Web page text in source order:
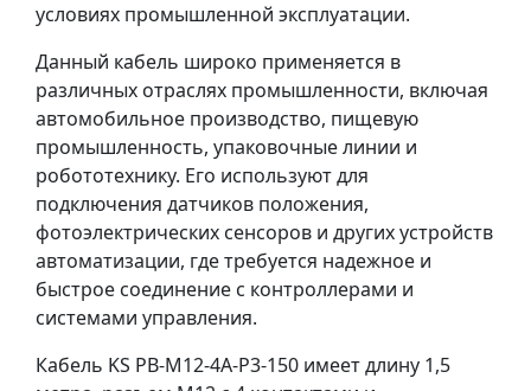
условиях промышленной эксплуатации.
Данный кабель широко применяется в
различных отраслях промышленности, включая
автомобильное производство, пищевую
промышленность, упаковочные линии и
робототехнику. Его используют для
подключения датчиков положения,
фотоэлектрических сенсоров и других устройств
автоматизации, где требуется надежное и
быстрое соединение с контроллерами и
системами управления.
Кабель KS PB-M12-4A-P3-150 имеет длину 1,5